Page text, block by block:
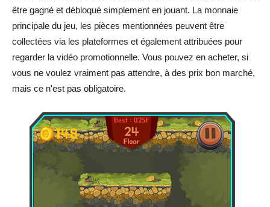
être gagné et débloqué simplement en jouant. La monnaie
principale du jeu, les pièces mentionnées peuvent être
collectées via les plateformes et également attribuées pour
regarder la vidéo promotionnelle. Vous pouvez en acheter, si
vous ne voulez vraiment pas attendre, à des prix bon marché,
mais ce n'est pas obligatoire.